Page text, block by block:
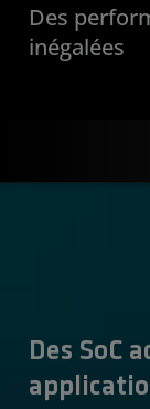
Des
inégalées
Des SoC